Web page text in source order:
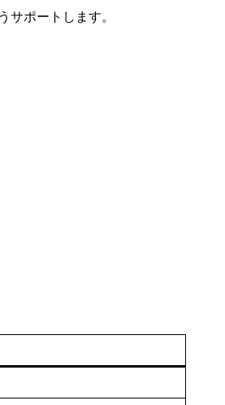
ポートします。